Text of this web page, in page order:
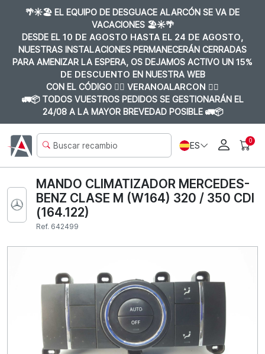
🌴☀️🏖️ EL EQUIPO DE DESGUACE ALARCÓN SE VA DE
VACACIONES 🏖️☀️🌴
DESDE EL 10 DE AGOSTO HASTA EL 24 DE AGOSTO,
NUESTRAS INSTALACIONES PERMANECERÁN CERRADAS
PARA AMENIZAR LA ESPERA, OS DEJAMOS ACTIVO UN 15%
DE DESCUENTO EN NUESTRA WEB
CON EL CÓDIGO 👉🏼 VERANOALARCON 👈🏼
🚛📦 TODOS VUESTROS PEDIDOS SE GESTIONARÁN EL
24/08 A LA MAYOR BREVEDAD POSIBLE 🚛📦
ES 0
MANDO CLIMATIZADOR MERCEDES-
BENZ CLASE M (W164) 320 / 350 CDI
(164.122)
Ref. 642499